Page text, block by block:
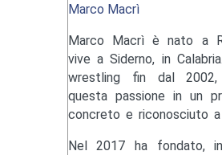
Marco Macrì
Marco Macrì è nato a
vive a Siderno, in
wrestling fin dal
questa passione in un
concreto e riconosciuto a
Nel 2017 ha fondato,